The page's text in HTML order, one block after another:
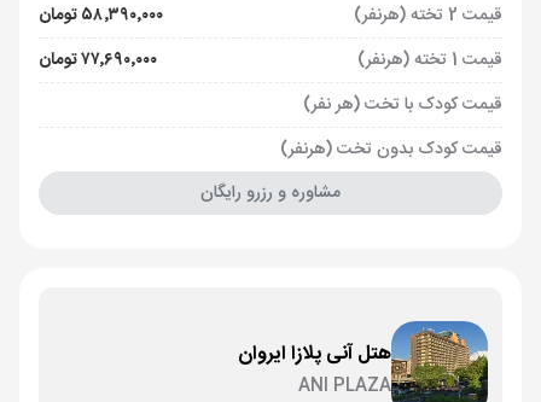
قیمت 2 تخته (هرنفر)
۵۸٬۳۹۰٬۰۰۰ تومان
قیمت 1 تخته (هرنفر)
۷۷٬۶۹۰٬۰۰۰ تومان
قیمت کودک با تخت (هر نفر)
قیمت کودک بدون تخت (هرنفر)
مشاوره و رزرو رایگان
هتل آنی پلازا ایروان
ANI PLAZA